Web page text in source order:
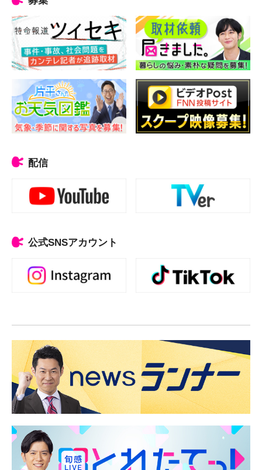
配信
公式SNSアカウント